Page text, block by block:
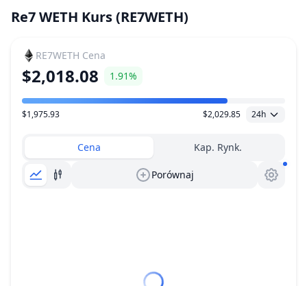
Re7 WETH Kurs (RE7WETH)
RE7WETH Cena
$2,018.08 1.91%
Zakres Cen
$1,975.93 $2,029.85 24h
Cena Kap. Rynk.
Porównaj